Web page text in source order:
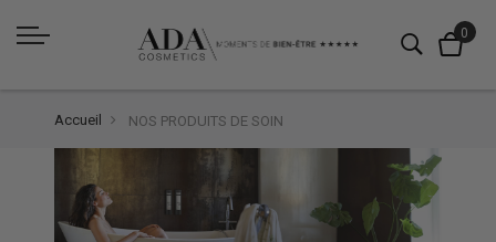
Accueil NOS PRODUITS DE SOIN